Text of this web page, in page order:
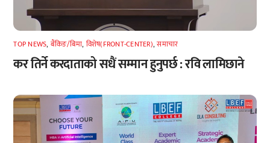
TOP NEWS, बैंकिङ/बिमा, विशेष(FRONT-CENTER),समाचार
कर तिर्ने करदाताको सधैं सम्मान हुनुपर्छ : रवि लामिछाने